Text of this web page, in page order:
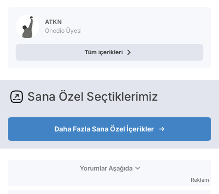
ATKN
Onedio Üyesi
Tüm içerikleri
Sana Özel Seçtiklerimiz
Daha Fazla Sana Özel İçerikler
Yorumlar Aşağıda
Reklam